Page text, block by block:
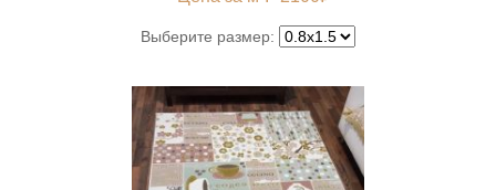
Выберите размер: